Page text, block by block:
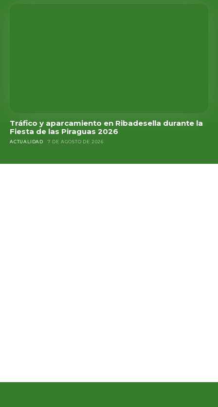
Tráfico y aparcamiento en Ribadesella durante la
Fiesta de las Piraguas 2026
ACTUALIDAD 7 DE AGOSTO DE 2026